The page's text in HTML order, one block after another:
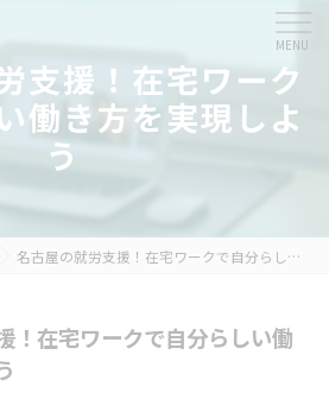
支援！在宅ワーク
働き方を実現しよ
う
名古屋の就労支援！在宅ワークで自分らしい働き方を実現しよう
！在宅ワークで自分らしい働